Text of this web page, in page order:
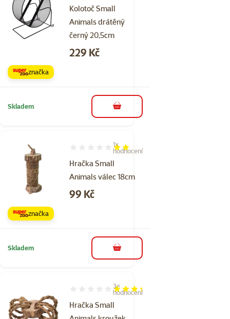
Kolotoč Small
Animals drátěný
černý 20,5cm
Cena
229 Kč
značka
Skladem do košíku
Hračka Small
Animals válec 18cm
Hodnocení 40%, počet hodnocení: 1
1×
hodnocení
Cena
99 Kč
značka
Skladem do košíku
Hračka Small
Hodnocení 67%, počet hodnocení: 3
3×
hodnocení